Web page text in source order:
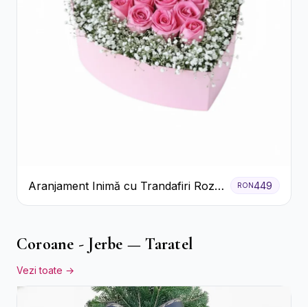
Aranjament Inimă cu Trandafiri Roz
și Gypsophila Albă
RON 449
Coroane - Jerbe — Taratel
Vezi toate →